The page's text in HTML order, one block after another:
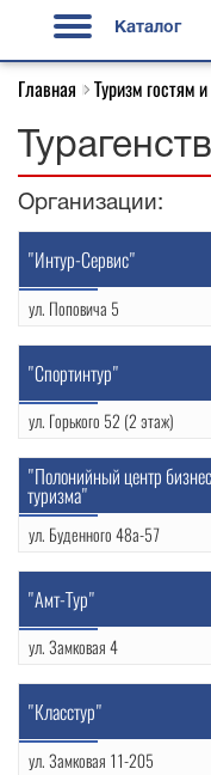
Каталог
Главная Туризм гостям
Организации:
"Интур-Сервис"
ул. Поповича 5
"Спортинтур"
ул. Горького 52 (2 этаж)
УНП: 590646596
"Полонийный центр
туризма"
ул. Буденного 48а-57
"Амт-Тур"
ул. Замковая 4
"Класстур"
ул. Замковая 11-205